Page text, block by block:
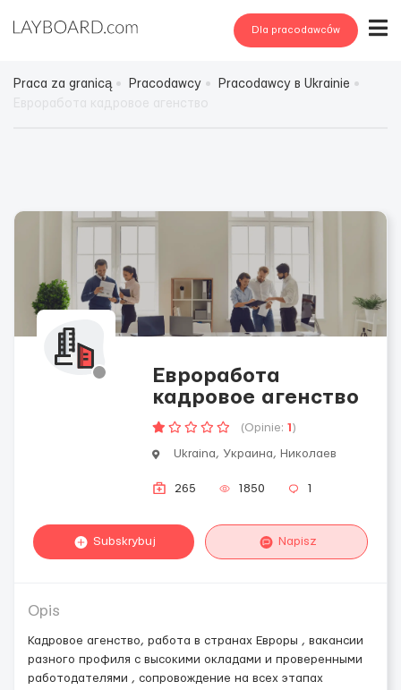
Dla pracodawców
Praca za granicą Pracodawcy
Pracodawcy в Ukrainie
Евроработа
кадровое агенство
(Opinie: 1 )
Ukraina, Украина, Николаев
265 1850 1
Subskrybuj Napisz
Opis
Кадровое агенство, работа в странах Евроры , вакансии
разного профиля с высокими окладами и проверенными
работодателями , сопровождение на всех этапах